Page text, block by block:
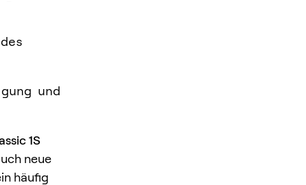
und
1S
neue
häufig